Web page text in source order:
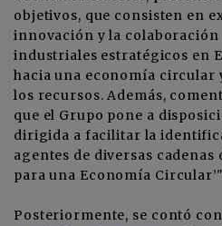
objetivos, que consisten en
innovación y la colaboración
industriales estratégicos en
hacia una economía circular
los recursos. Además,
que el Grupo pone a
dirigida a facilitar la
agentes de diversas cadenas
para una Economía Circular’"
Posteriormente, se contó